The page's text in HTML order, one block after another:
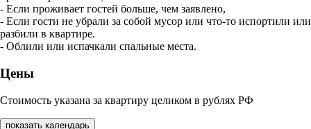
- Если проживает гостей больше, чем заявлено,
- Если гости не убрали за собой мусор или что-то испортили или
разбили в квартире.
- Облили или испачкали спальные места.
Цены
Стоимость указана за квартиру целиком в рублях РФ
показать календарь